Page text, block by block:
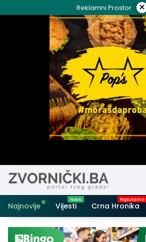
to
Reklamni Prostor ×
Najnovije Vijesti Crna Hronika